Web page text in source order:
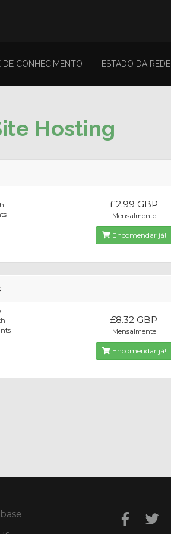
DE CONHECIMENTO ESTADO DA REDE
Hosting
£2.99 GBP
Mensalmente
Encomendar já!
£8.32 GBP
Mensalmente
Encomendar já!